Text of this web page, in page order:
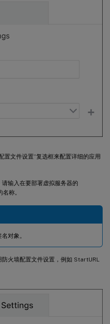
置文件设置”复选框来配置详细的应用
输入在要部署虚拟服务器的
称。
对象。
火墙配置文件设置，例如 StartURL